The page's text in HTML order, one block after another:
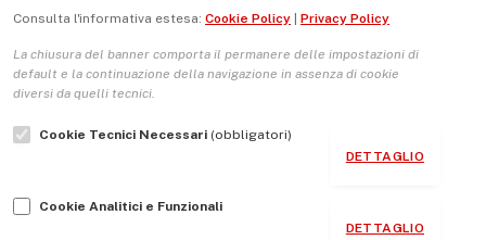
Le Copertine
L’Associazione
Indirizzo Socio Politico Culturale
Guida per le autrici e gli autori
Consulta l'informativa estesa: Cookie Policy Privacy Policy
La chiusura del banner comporta il permanere delle impostazioni di
default e la continuazione della navigazione in assenza di cookie
diversi da quelli tecnici.
Cookie Tecnici Necessari (obbligatori)
DETTAGLIO
Cookie Analitici e Funzionali
DETTAGLIO